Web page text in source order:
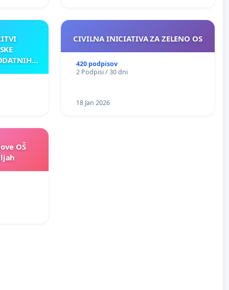
CIVILNA INICIATIVA ZA ZELENO OS
420 podpisov
2 Podpisi / 30 dni
18 Jan 2026
OŠ